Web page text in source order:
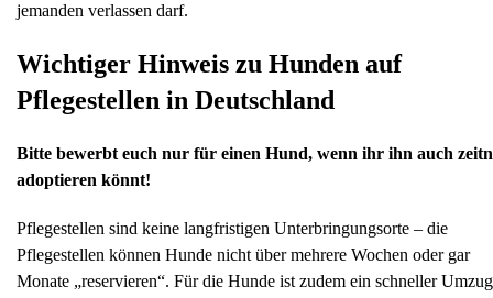
jemanden verlassen darf.
Wichtiger Hinweis zu Hunden auf
Pflegestellen in Deutschland
Bitte bewerbt euch nur für einen Hund, wenn ihr ihn auch
adoptieren könnt!
Pflegestellen sind keine langfristigen Unterbringungsorte – die
Pflegestellen können Hunde nicht über mehrere Wochen oder gar
Monate „reservieren“. Für die Hunde ist zudem ein schneller Umzug